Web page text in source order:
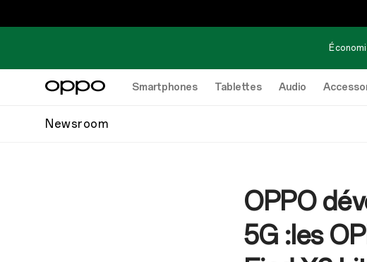
Smartphones Tablettes Audio
Newsroom
OPPO
5G :les